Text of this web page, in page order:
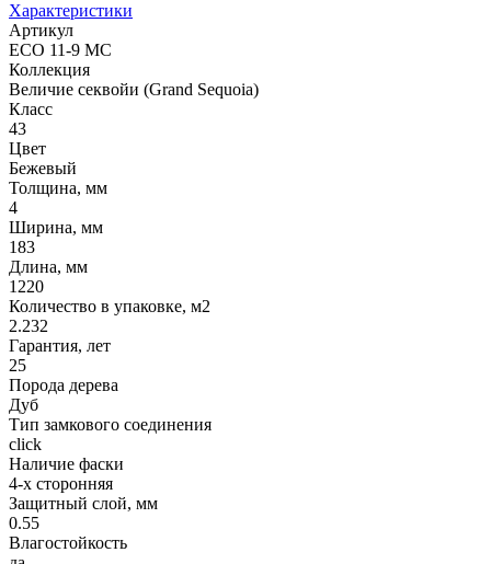
Характеристики
Артикул
ECO 11-9 MC
Коллекция
Величие секвойи (Grand Sequoia)
Класс
43
Цвет
Бежевый
Толщина, мм
4
Ширина, мм
183
Длина, мм
1220
Количество в упаковке, м2
2.232
Гарантия, лет
25
Порода дерева
Дуб
Тип замкового соединения
click
Наличие фаски
4-х сторонняя
Защитный слой, мм
0.55
Влагостойкость